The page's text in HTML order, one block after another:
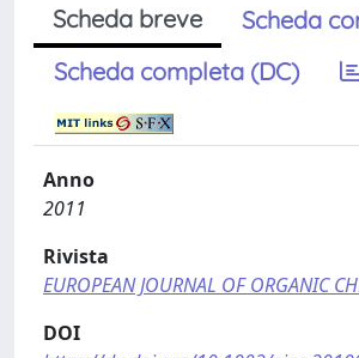
Scheda breve
Scheda
Scheda completa (DC)
Anno
2011
Rivista
EUROPEAN JOURNAL OF ORGANIC
DOI